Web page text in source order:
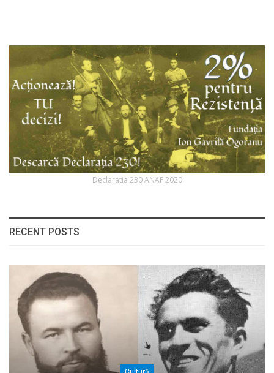
Declaratia 230 ANAF 2020
RECENT POSTS